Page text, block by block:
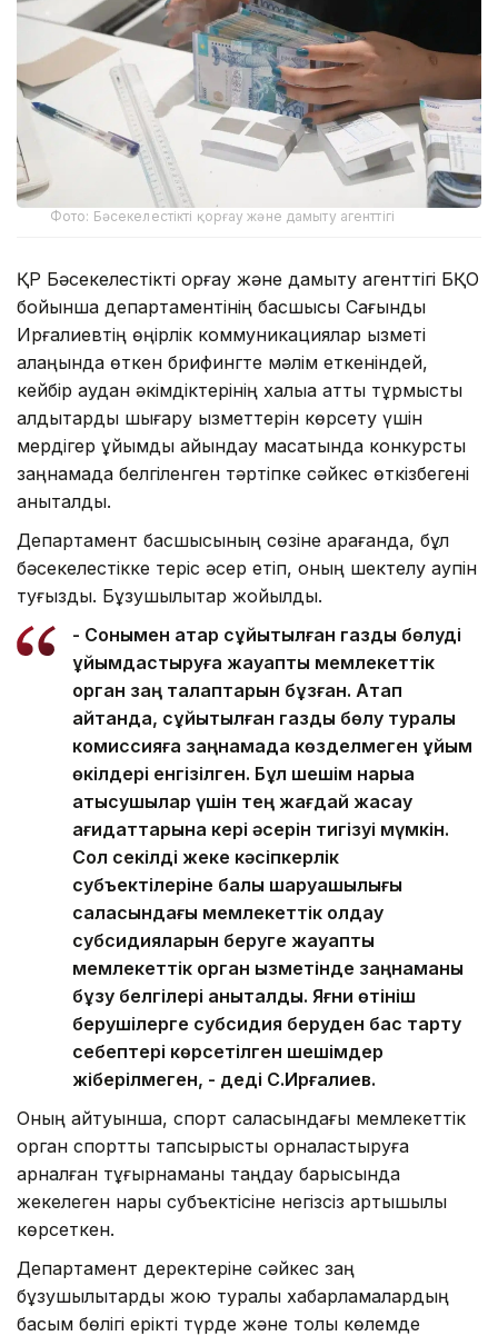
Фото: Бәсекелестікті қорғау және дамыту агенттігі
ҚР Бәсекелестікті қорғау және дамыту агенттігі БҚО
бойынша департаментінің басшысы Сағындық
Ирғалиевтің өңірлік коммуникациялар қызметі
алаңында өткен брифингте мәлім еткеніндей,
кейбір аудан әкімдіктерінің халыққа қатты тұрмыстық
қалдықтарды шығару қызметтерін көрсету үшін
мердігер ұйымды айқындау мақсатында конкурсты
заңнамада белгіленген тәртіпке сәйкес өткізбегені
анықталды.
Департамент басшысының сөзіне қарағанда, бұл
бәсекелестікке теріс әсер етіп, оның шектелу қаупін
туғызды. Бұзушылықтар жойылды.
- Сонымен қатар сұйытылған газды бөлуді
ұйымдастыруға жауапты мемлекеттік
орган заң талаптарын бұзған. Атап
айтқанда, сұйытылған газды бөлу туралы
комиссияға заңнамада көзделмеген ұйым
өкілдері енгізілген. Бұл шешім нарыққа
қатысушылар үшін тең жағдай жасау
қағидаттарына кері әсерін тигізуі мүмкін.
Сол секілді жеке кәсіпкерлік
субъектілеріне балық шаруашылығы
саласындағы мемлекеттік қолдау
субсидияларын беруге жауапты
мемлекеттік орган қызметінде заңнаманы
бұзу белгілері анықталды. Яғни өтініш
берушілерге субсидия беруден бас тарту
себептері көрсетілген шешімдер
жіберілмеген, - деді С.Ирғалиев.
Оның айтуынша, спорт саласындағы мемлекеттік
орган спорттық тапсырысты орналастыруға
арналған тұғырнаманы таңдау барысында
жекелеген нарық субъектісіне негізсіз артықшылық
көрсеткен.
Департамент деректеріне сәйкес заң
бұзушылықтарды жою туралы хабарламалардың
басым бөлігі ерікті түрде және толық көлемде